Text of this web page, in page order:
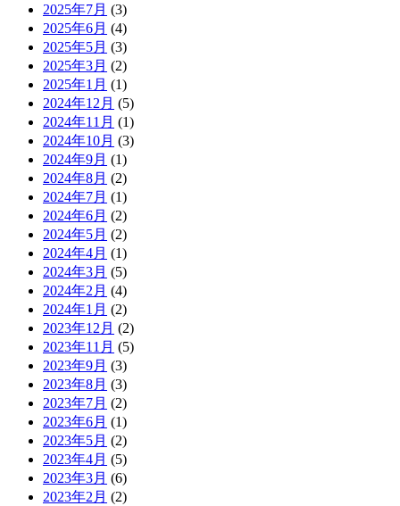
2025年7月 (3)
2025年6月 (4)
2025年5月 (3)
2025年3月 (2)
2025年1月 (1)
2024年12月 (5)
2024年11月 (1)
2024年10月 (3)
2024年9月 (1)
2024年8月 (2)
2024年7月 (1)
2024年6月 (2)
2024年5月 (2)
2024年4月 (1)
2024年3月 (5)
2024年2月 (4)
2024年1月 (2)
2023年12月 (2)
2023年11月 (5)
2023年9月 (3)
2023年8月 (3)
2023年7月 (2)
2023年6月 (1)
2023年5月 (2)
2023年4月 (5)
2023年3月 (6)
2023年2月 (2)